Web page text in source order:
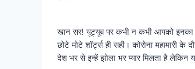
खान सर! यूट्यूब पर कभी न कभी आपको इनका
छोटे मोटे शॉर्ट्स ही सही। कोरोना
देश भर से इन्हें झोला भर प्यार मिलता है लेकिन